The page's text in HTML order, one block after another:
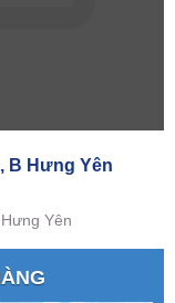
B Hưng Yên
Yên